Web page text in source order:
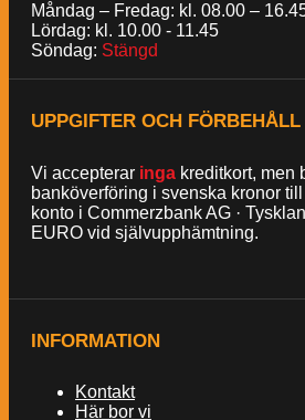
Måndag – Fredag: kl. 08.00 –
Lördag: kl. 10.00 - 11.45
Söndag: Stängd
UPPGIFTER OCH FÖRBEHÅLL
Vi accepterar inga kreditkort, men
banköverföring i svenska kronor
konto i Commerzbank AG ·
EURO vid självupphämtning.
INFORMATION
Kontakt
Här bor vi